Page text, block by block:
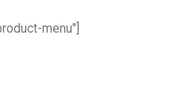
menu"]